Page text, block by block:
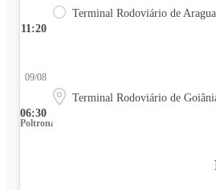
11:20
Terminal Rodoviário de
06:30
09/08
Terminal Rodoviário de
Poltrona